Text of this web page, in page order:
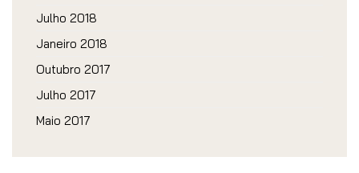
Julho 2018
Janeiro 2018
Outubro 2017
Julho 2017
Maio 2017